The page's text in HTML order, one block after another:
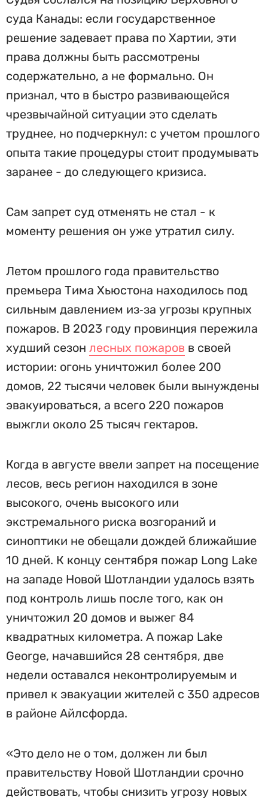
суда Канады: если государственное
решение задевает права по Хартии, эти
права должны быть рассмотрены
содержательно, а не формально. Он
признал, что в быстро развивающейся
чрезвычайной ситуации это сделать
труднее, но подчеркнул: с учетом прошлого
опыта такие процедуры стоит продумывать
заранее - до следующего кризиса.
Сам запрет суд отменять не стал - к
моменту решения он уже утратил силу.
Летом прошлого года правительство
премьера Тима Хьюстона находилось под
сильным давлением из‑за угрозы крупных
пожаров. В 2023 году провинция пережила
худший сезон лесных пожаров в своей
истории: огонь уничтожил более 200
домов, 22 тысячи человек были вынуждены
эвакуироваться, а всего 220 пожаров
выжгли около 25 тысяч гектаров.
Когда в августе ввели запрет на посещение
лесов, весь регион находился в зоне
высокого, очень высокого или
экстремального риска возгораний и
синоптики не обещали дождей ближайшие
10 дней. К концу сентября пожар Long Lake
на западе Новой Шотландии удалось взять
под контроль лишь после того, как он
уничтожил 20 домов и выжег 84
квадратных километра. А пожар Lake
George, начавшийся 28 сентября, две
недели оставался неконтролируемым и
привел к эвакуации жителей с 350 адресов
в районе Айлсфорда.
«Это дело не о том, должен ли был
правительству Новой Шотландии срочно
действовать, чтобы снизить угрозу новых